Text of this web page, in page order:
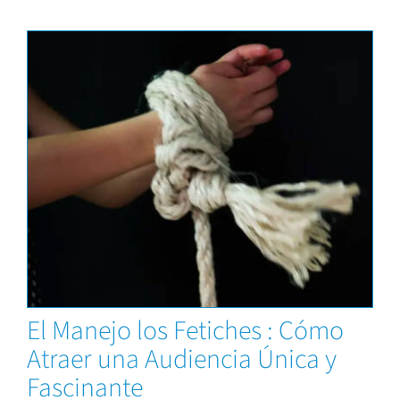
Capacitaciones
El Manejo los Fetiches : Cómo
Atraer una Audiencia Única y
Fascinante